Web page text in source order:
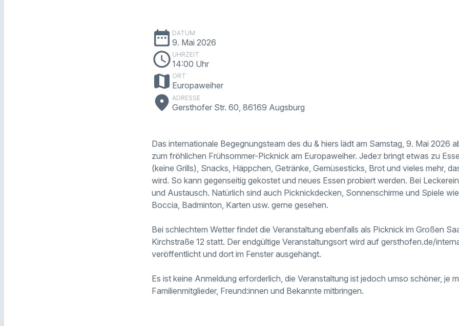
date_range DATUM
9. Mai 2026
schedule UHRZEIT
14:00 Uhr
map ORT
Europaweiher
place ADRESSE
Gersthofer Str. 60, 86169 Augsburg
Das internationale Begegnungsteam des du & hiers lädt am Samstag, 9. Mai 2026
zum fröhlichen Frühsommer-Picknick am Europaweiher. Jede:r bringt etwas zu
(keine Grills), Snacks, Häppchen, Getränke, Gemüsesticks, Brot und vieles mehr,
wird. So kann gegenseitig gekostet und neues Essen probiert werden. Bei
und Austausch. Natürlich sind auch Picknickdecken, Sonnenschirme und Spiele
Boccia, Badminton, Karten usw. gerne gesehen.
Bei schlechtem Wetter findet die Veranstaltung ebenfalls als Picknick im Großen
Kirchstraße 12 statt. Der endgültige Veranstaltungsort wird auf gersthofen.de/
veröffentlicht und dort im Fenster ausgehängt.
Es ist keine Anmeldung erforderlich, die Veranstaltung ist jedoch umso schöner, je
Familienmitglieder, Freund:innen und Bekannte mitbringen.